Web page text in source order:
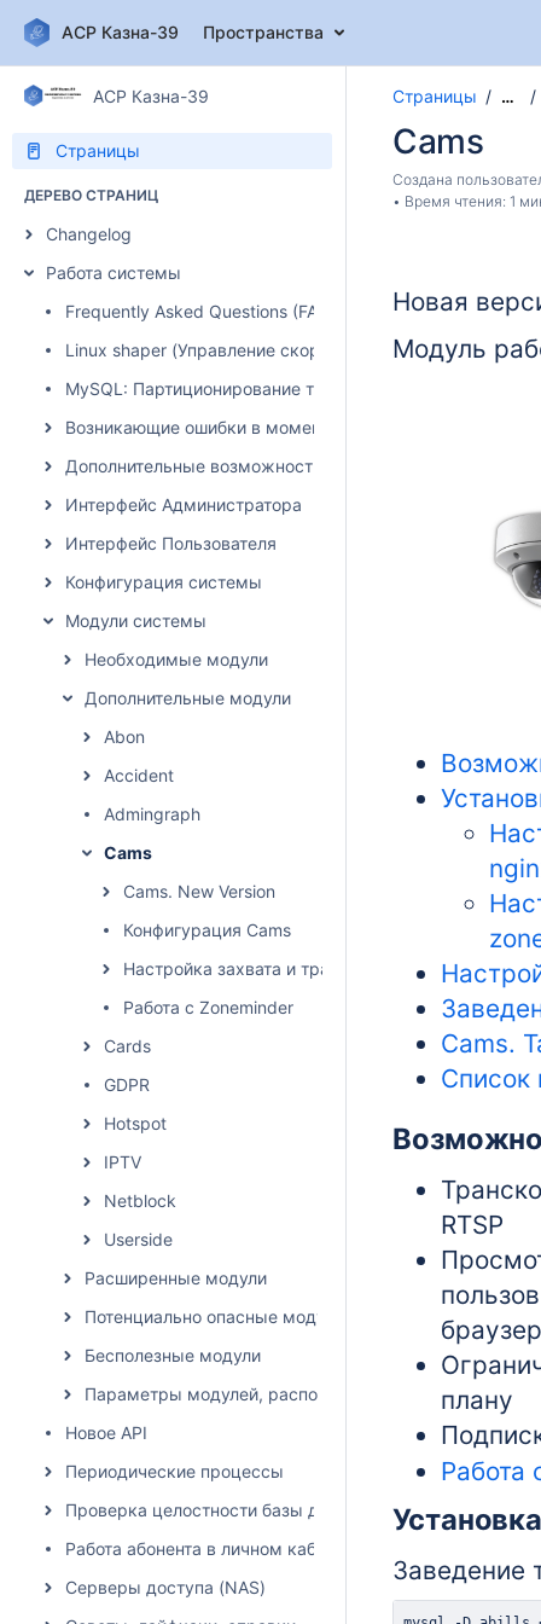
АСР Казна-39 Пространства
АСР Казна-39
Страницы
ДЕРЕВО СТРАНИЦ
Changelog
Работа системы
Frequently Asked Questions (FAQ)
Linux shaper (Управление скоростью)
MySQL: Партиционирование таблиц
Возникающие ошибки в момент авторизации абонента
Дополнительные возможности системы
Интерфейс Администратора
Интерфейс Пользователя
Конфигурация системы
Модули системы
Необходимые модули
Дополнительные модули
Abon
Accident
Admingraph
Cams
Cams. New Version
Конфигурация Cams
Настройка захвата и трансляции через ffmpeg +
Работа с Zoneminder
Cards
GDPR
Hotspot
IPTV
Netblock
Userside
Расширенные модули
Потенциально опасные модули
Бесполезные модули
Параметры модулей, расположение влияет на
Новое API
Периодические процессы
Проверка целостности базы данных
Работа абонента в личном кабинете
Серверы доступа (NAS)
Страницы …
Cams
Создана
Время чтения: 1
Новая
Модуль
Cams.
Список
RTSP
плану
Работа
Заведение